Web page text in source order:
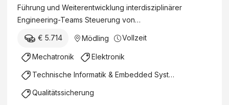
Führung und Weiterentwicklung interdisziplinärer
Engineering-Teams Steuerung von…
€ 5.714 Mödling Vollzeit
Mechatronik Elektronik
Technische Informatik & Embedded Systems
Qualitätssicherung